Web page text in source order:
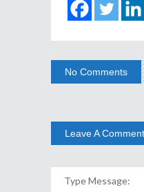
No Comments
Leave A Comment